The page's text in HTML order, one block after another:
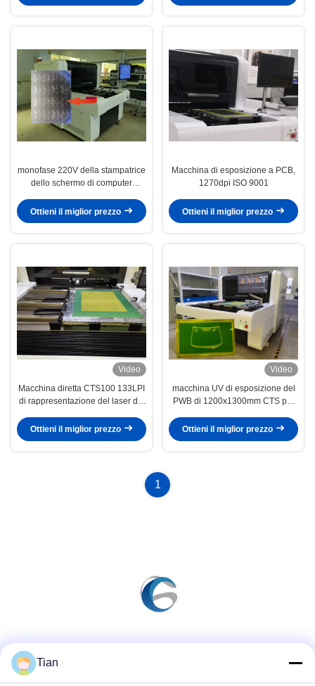
monofase 220V della stampatrice
dello schermo di computer
Ottieni il miglior prezzo
Macchina di esposizione a PCB,
1270dpi ISO 9001
Ottieni il miglior prezzo
Video
Macchina diretta CTS100 133LPI
di rappresentazione del laser del
Ottieni il miglior prezzo
Video
macchina UV di esposizione del
PWB di 1200x1300mm CTS per
Ottieni il miglior prezzo
1
Tian